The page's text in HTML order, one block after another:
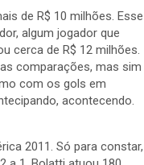
de R$ 10 milhões. Esse
algum jogador que
cerca de R$ 12 milhões.
comparações, mas sim
com os gols em
acontecendo.
2011. Só para constar,